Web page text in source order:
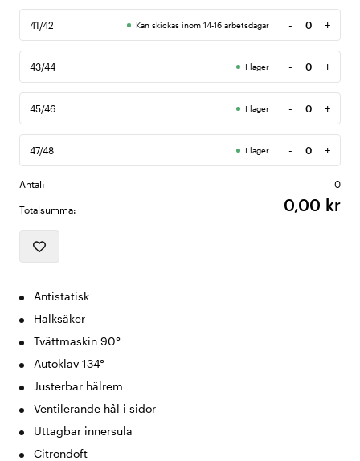
41/42 Kan skickas inom 14-16 arbetsdagar -
Antal
+
43/44 I lager -
Antal
+
45/46 I lager -
Antal
+
47/48 I lager -
Antal
+
Antal: 0
Totalsumma: 0,00 kr
Antistatisk
Halksäker
Tvättmaskin 90°
Autoklav 134°
Justerbar hälrem
Ventilerande hål i sidor
Uttagbar innersula
Citrondoft